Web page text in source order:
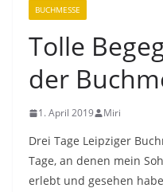
BUCHMESSE
Tolle
der
1. April 2019 Miri
Drei Tage Leipziger
Tage, an denen mein
erlebt und gesehen